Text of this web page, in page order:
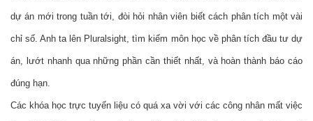
dự án mới trong tuần tới, đòi hỏi nhân viên biết cách phân tích một vài
chỉ số. Anh ta lên Pluralsight, tìm kiếm môn học về phân tích đầu tư dự
án, lướt nhanh qua những phần cần thiết nhất, và hoàn thành báo cáo
đúng hạn.
Các khóa học trực tuyến liệu có quá xa vời với các công nhân mất việc